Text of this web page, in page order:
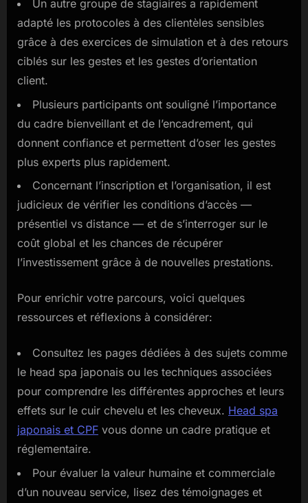
Un autre groupe de stagiaires a rapidement
adapté les protocoles à des clientèles sensibles
grâce à des exercices de simulation et à des retours
ciblés sur les gestes et les gestes d’orientation
client.
Plusieurs participants ont souligné l’importance
du cadre bienveillant et de l’encadrement, qui
donnent confiance et permettent d’oser les gestes
plus experts plus rapidement.
Concernant l’inscription et l’organisation, il est
judicieux de vérifier les conditions d’accès —
présentiel vs distance — et de s’interroger sur le
coût global et les chances de récupérer
l’investissement grâce à de nouvelles prestations.
Pour enrichir votre parcours, voici quelques
ressources et réflexions à considérer:
Consultez les pages dédiées à des sujets comme
le head spa japonais ou les techniques associées
pour comprendre les différentes approches et leurs
effets sur le cuir chevelu et les cheveux. Head spa
japonais et CPF vous donne un cadre pratique et
réglementaire.
Pour évaluer la valeur humaine et commerciale
d’un nouveau service, lisez des témoignages et